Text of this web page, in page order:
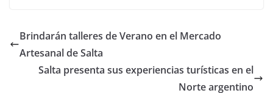
e
b
o
er s
A
p
p
tir
Brindarán talleres de Verano en el Mercado
Artesanal de Salta
Salta presenta sus experiencias turísticas en el
Norte argentino